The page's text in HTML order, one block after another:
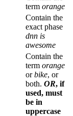
term orange
Contain the
exact phase
dnn is
awesome
Contain the
term orange
orbike, or
both. OR, if
used, must
be in
uppercase